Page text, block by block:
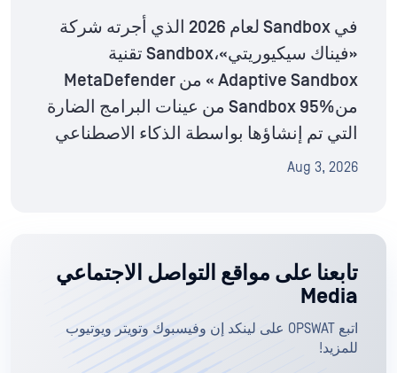
في Sandbox لعام 2026 الذي أجرته شركة
«فيناك سيكيوريتي»،Sandbox تقنية
Adaptive Sandbox » من MetaDefender
منSandbox 95% من عينات البرامج الضارة
التي تم إنشاؤها بواسطة الذكاء الاصطناعي
Aug 3, 2026
تابعنا على مواقع التواصل الاجتماعي
Media
اتبع OPSWAT على لينكد إن وفيسبوك وتويتر ويوتيوب
للمزيد!